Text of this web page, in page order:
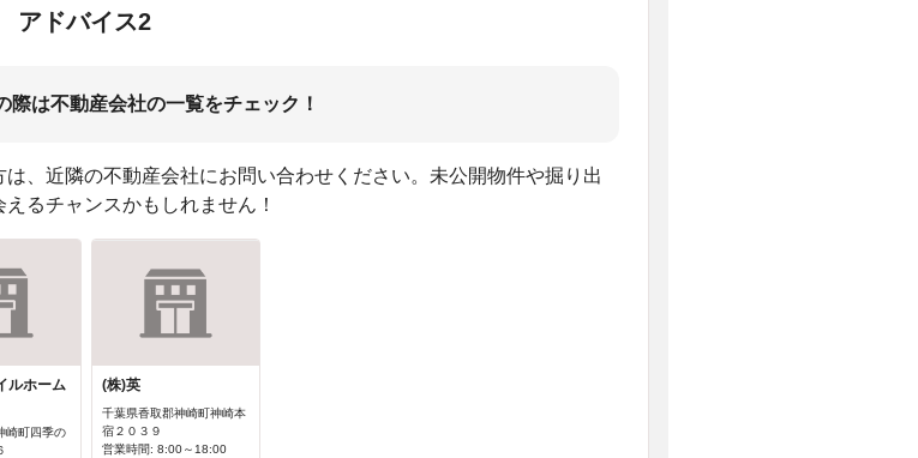
アドバイス2
際は不動産会社の一覧をチェック！
は、近隣の不動産会社にお問い合わせください。未公開物件や掘り出
えるチャンスかもしれません！
ルホーム
崎町四季の
(株)英
千葉県香取郡神崎町神崎本
宿２０３９
営業時間: 8:00～18:00